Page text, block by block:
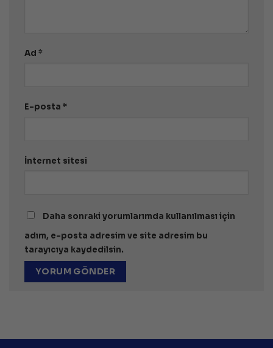
Ad *
E-posta *
İnternet sitesi
Daha sonraki yorumlarımda kullanılması için
adım, e-posta adresim ve site adresim bu
tarayıcıya kaydedilsin.